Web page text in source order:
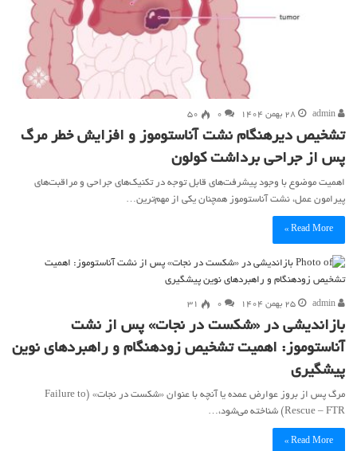
۲۸ بهمن ۱۴۰۴ ۰ 50
تشخیص دیرهنگام نشت آناستوموز و افزایش خطر مرگ
پس از جراحی برداشت کولون
اهمیت موضوع با وجود پیشرفت‌های قابل توجه در تکنیک‌های جراحی و مراقبت‌های
پیرامون عمل، نشت آناستوموز همچنان یکی از مهم‌ترین…
Read More »
۲۵ بهمن ۱۴۰۴ ۰ 31
بازاندیشی در «شکست در نجات» پس از نشت
آناستوموز: اهمیت تشخیص زودهنگام و راهبردهای نوین
پیشگیری
مرگ پس از بروز عوارض عمده یا آنچه با عنوان «شکست در نجات» (Failure to
Rescue – FTR) شناخته می‌شود،…
Read More »